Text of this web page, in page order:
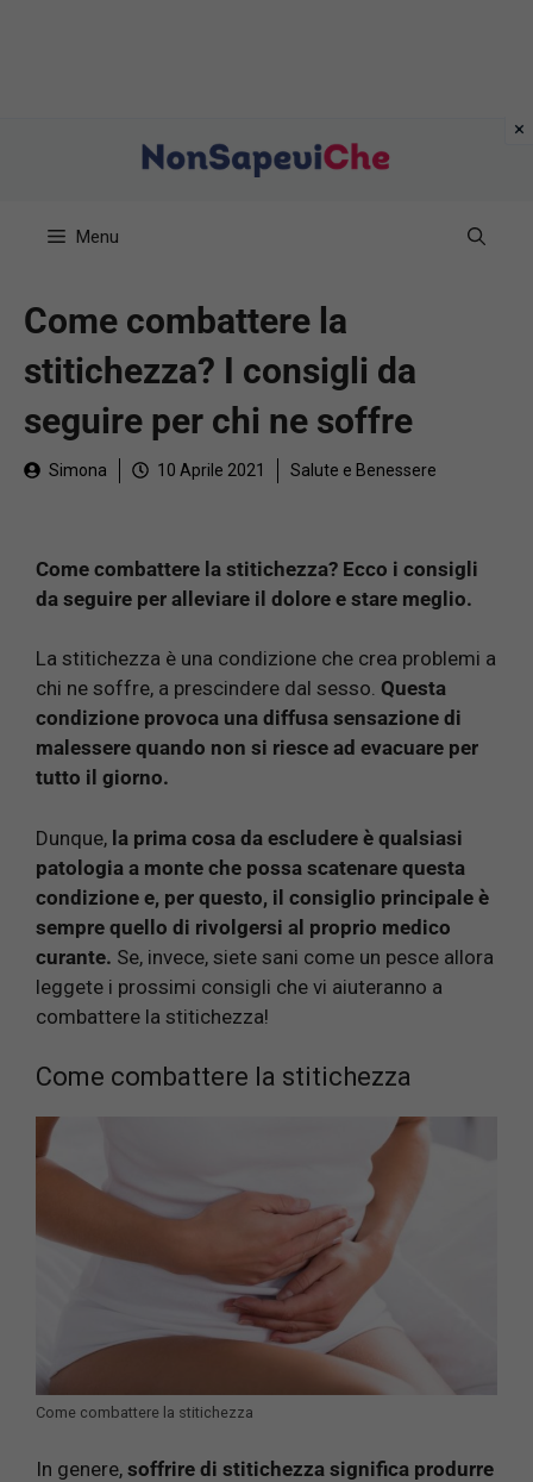
Menu
Come combattere la
stitichezza? I consigli da
seguire per chi ne soffre
Simona 10 Aprile 2021 Salute e Benessere
Come combattere la stitichezza? Ecco i consigli
da seguire per alleviare il dolore e stare meglio.
La stitichezza è una condizione che crea problemi a
chi ne soffre, a prescindere dal sesso. Questa
condizione provoca una diffusa sensazione di
malessere quando non si riesce ad evacuare per
tutto il giorno.
Dunque, la prima cosa da escludere è qualsiasi
patologia a monte che possa scatenare questa
condizione e, per questo, il consiglio principale è
sempre quello di rivolgersi al proprio medico
curante. Se, invece, siete sani come un pesce allora
leggete i prossimi consigli che vi aiuteranno a
combattere la stitichezza!
Come combattere la stitichezza
Come combattere la stitichezza
In genere, soffrire di stitichezza significa produrre